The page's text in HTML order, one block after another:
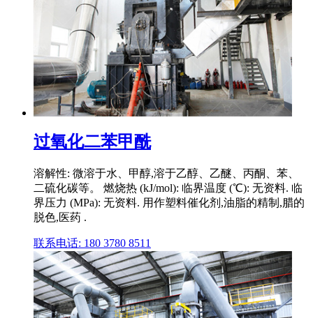
过氧化二苯甲酰
溶解性: 微溶于水、甲醇,溶于乙醇、乙醚、丙酮、苯、
二硫化碳等。 燃烧热 (kJ/mol): 临界温度 (℃): 无资料. 临
界压力 (MPa): 无资料. 用作塑料催化剂,油脂的精制,腊的
脱色,医药 .
联系电话: 180 3780 8511